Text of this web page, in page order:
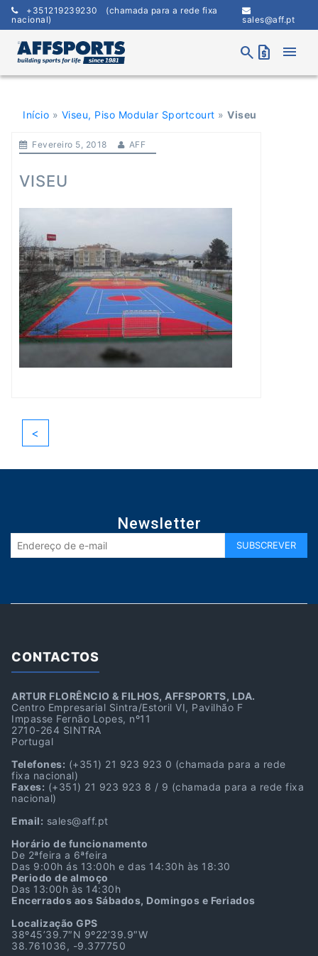
Skip
content
+351219239230 (chamada para a rede fixa
nacional)
sales@aff.pt
search request_quote menu
Início » Viseu, Piso Modular Sportcourt » Viseu
Fevereiro 5, 2018 AFF
VISEU
<
Newsletter
CONTACTOS
ARTUR FLORÊNCIO & FILHOS, AFFSPORTS, LDA.
Centro Empresarial Sintra/Estoril VI, Pavilhão F
Impasse Fernão Lopes, nº11
2710-264 SINTRA
Portugal
Telefones: (+351) 21 923 923 0 (chamada para a rede
fixa nacional)
Faxes: (+351) 21 923 923 8 / 9 (chamada para a rede fixa
nacional)
Email: sales@aff.pt
Horário de funcionamento
De 2ªfeira a 6ªfeira
Das 9:00h ás 13:00h e das 14:30h às 18:30
Periodo de almoço
Das 13:00h às 14:30h
Encerrados aos Sábados, Domingos e Feriados
Localização GPS
38º45’39.7″N 9º22’39.9″W
38.761036, -9.377750